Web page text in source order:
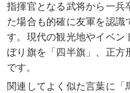
指揮官となる武将から一兵
た場合も的確に友軍を認識
す。現代の観光地やイベン
ぼり旗を「四半旗」、正方
です。
関連してよく似た言葉に「